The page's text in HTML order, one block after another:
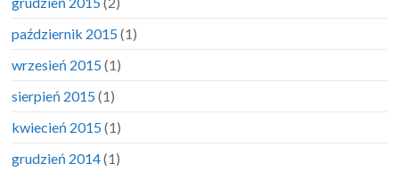
październik 2015(1)
wrzesień 2015(1)
sierpień 2015(1)
kwiecień 2015(1)
grudzień 2014(1)